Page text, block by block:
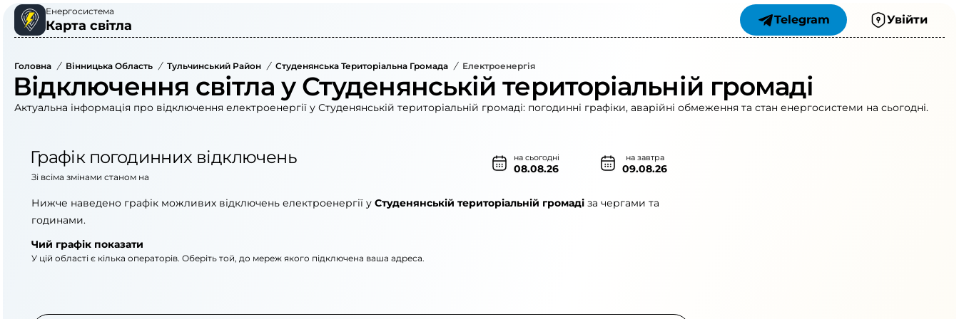
Енергосистема
Карта світла Telegram Увійти
Головна / Вінницька Область / Тульчинський Район / Студенянська Територіальна Громада / Електроенергія
Відключення світла у Студенянській територіальній громаді
Актуальна інформація про відключення електроенергії у Студенянській територіальній громаді: погодинні графіки, аварійні обмеження та стан енергосистеми на сьогодні.
Графік погодинних відключень на сьогодні
08.08.26
на завтра
09.08.26
Зі всіма змінами станом на
Нижче наведено графік можливих відключень електроенергії у Студенянській територіальній громаді за чергами та
годинами.
Чий графік показати
У цій області є кілька операторів. Оберіть той, до мереж якого підключена ваша адреса.